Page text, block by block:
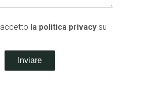
la politica privacy su
Inviare